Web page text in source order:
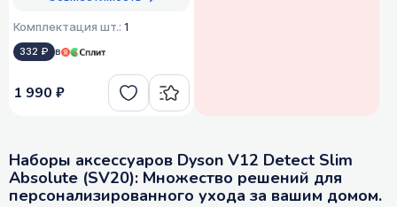
Комплектация шт.: 1
332 ₽ в
1 990 ₽
Наборы аксессуаров Dyson V12 Detect Slim
Absolute (SV20): Множество решений для
персонализированного ухода за вашим домом.